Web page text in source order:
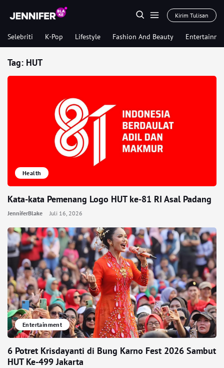
Kirim Tulisan
Selebriti K-Pop Lifestyle Fashion And Beauty
Tag: HUT
Health
Kata-kata Pemenang Logo HUT ke-81 RI Asal Padang
JenniferBlake Juli 16, 2026
Entertainment
6 Potret Krisdayanti di Bung Karno Fest 2026 Sambut
HUT Ke-499 Jakarta